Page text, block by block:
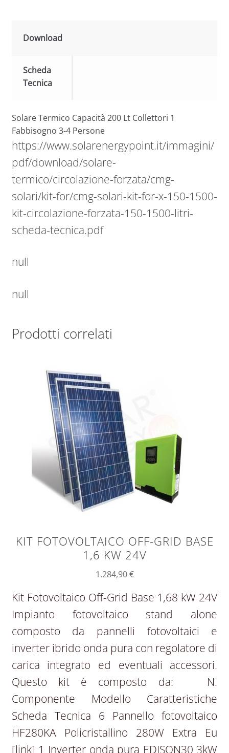
Download
Scheda
Tecnica
Solare Termico Capacità 200 Lt Collettori 1
Fabbisogno 3-4 Persone
https://www.solarenergypoint.it/immagini/
pdf/download/solare-
termico/circolazione-forzata/cmg-
solari/kit-for/cmg-solari-kit-for-x-150-1500-
kit-circolazione-forzata-150-1500-litri-
scheda-tecnica.pdf
null
null
Prodotti correlati
KIT FOTOVOLTAICO OFF-GRID BASE
1,6 KW 24V
1.284,90€
Kit Fotovoltaico Off-Grid Base 1,68 kW 24V
Impianto fotovoltaico stand alone
composto da pannelli fotovoltaici e
inverter ibrido onda pura con regolatore di
carica integrato ed eventuali accessori.
Questo kit è composto da: N.
Componente Modello Caratteristiche
Scheda Tecnica 6 Pannello fotovoltaico
HF280KA Policristallino 280W Extra Eu
[link] 1 Inverter onda pura EDISON30 3kW